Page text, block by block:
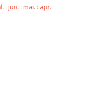
: jun. : mai. : apr.